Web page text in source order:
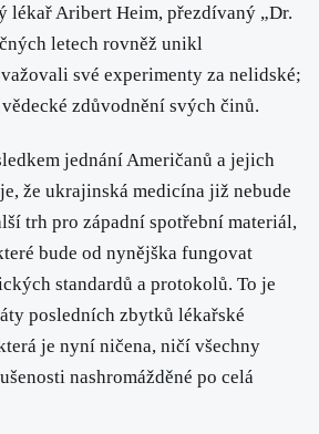
lékař Aribert Heim, přezdívaný „Dr.
letech rovněž unikl
své experimenty za nelidské;
zdůvodnění svých činů.
jednání Američanů a jejich
že ukrajinská medicína již nebude
trh pro západní spotřební materiál,
bude od nynějška fungovat
standardů a protokolů. To je
posledních zbytků lékařské
je nyní ničena, ničí všechny
nashromážděné po celá